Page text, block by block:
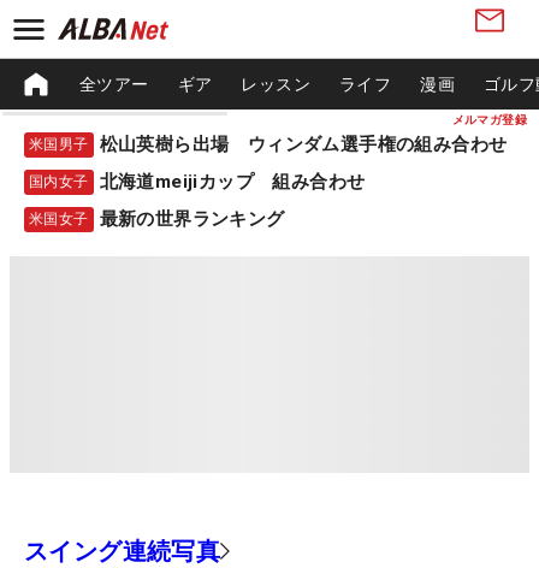
メルマガ登録
全ツアー ギア レッスン ライフ 漫画 ゴル
米国男子 松山英樹ら出場 ウィンダム選手権の組み合わせ
国内女子 北海道meijiカップ 組み合わせ
米国女子 最新の世界ランキング
スイング連続写真